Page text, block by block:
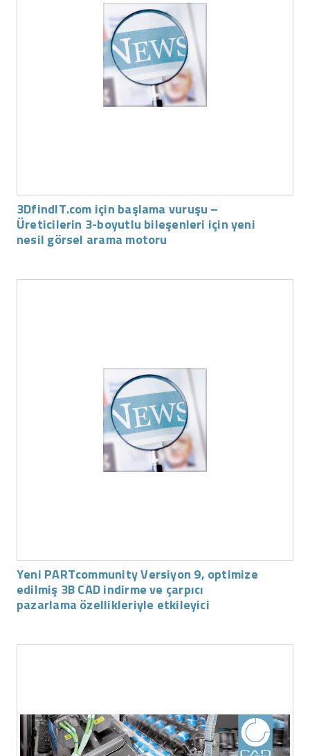
3DfindIT.com için başlama vuruşu –
Üreticilerin 3-boyutlu bileşenleri için yeni
nesil görsel arama motoru
Yeni PARTcommunity Versiyon 9, optimize
edilmiş 3B CAD indirme ve çarpıcı
pazarlama özellikleriyle etkileyici